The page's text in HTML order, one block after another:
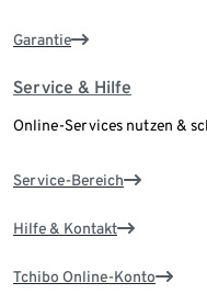
Garantie
Service & Hilfe
Online-Services nutzen &
Service-Bereich
Hilfe & Kontakt
Tchibo Online-Konto